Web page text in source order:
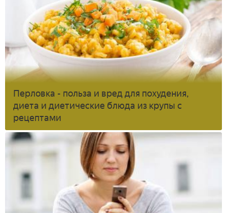
Перловка - польза и вред для похудения,
диета и диетические блюда из крупы с
рецептами